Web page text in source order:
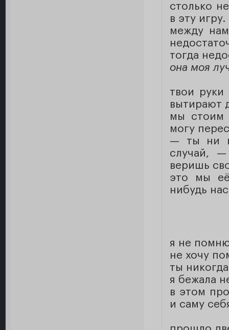
столько
в эту игру.
между
тогда
она моя
твои
вытирают
мы стоим
могу
— ты ни в
случай,
веришь
это мы
нибудь
я не
не хочу
ты
я бежала
в этом
и саму